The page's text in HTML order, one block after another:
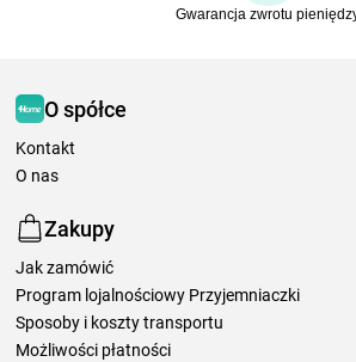
Gwarancja zwrotu
O spółce
Kontakt
O nas
Zakupy
Jak zamówić
Program lojalnościowy Przyjemniaczki
Sposoby i koszty transportu
Możliwości płatności